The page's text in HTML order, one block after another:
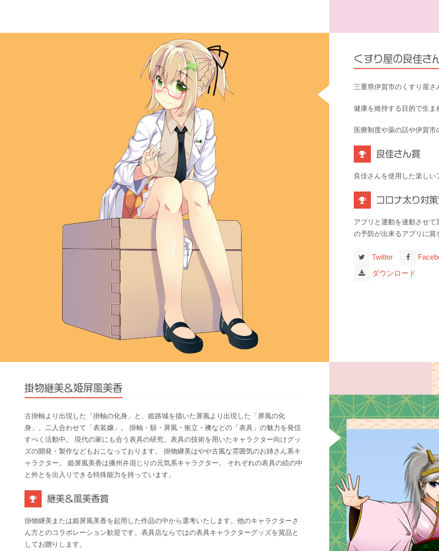
くすり屋の良佳さ
三重県伊賀市のくすり屋
健康を維持する目的で生
医療制度や薬の話や伊賀
良佳さん賞
良佳さんを使用した楽し
コロナ太り対
アプリと運動を連動させ
の予防が出来るアプリに賞
Twitter
ダウンロード
掛物継美＆姫屏風美香
古掛軸より出現した「掛軸の化身」と、姫路城を描いた屏風より出現した「屏風の化
身」。二人合わせて「表装嬢」。 掛軸・額・屏風・衝立・襖などの「表具」の魅力を発信
すべく活動中。 現代の家にも合う表具の研究、表具の技術を用いたキャラクター向けグッ
ズの開発・製作などもおこなっております。 掛物継美はやや古風な雰囲気のお姉さん系キ
ャラクター。 姫屏風美香は播州弁混じりの元気系キャラクター。 それぞれの表具の絵の中
と外とを出入りできる特殊能力を持っています。
継美＆風美香賞
掛物継美または姫屏風美香を起用した作品の中から選考いたします。他のキャラクターさ
ん方とのコラボレーション歓迎です。表具店ならではの表具キャラクターグッズを賞品と
してお贈りします。